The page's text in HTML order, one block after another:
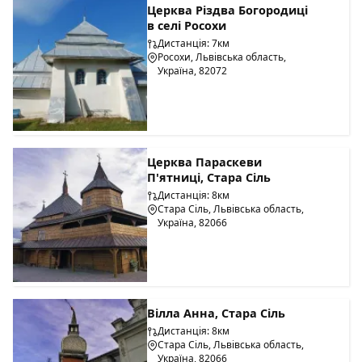
Церква Різдва Богородиці
в селі Росохи
Дистанція: 7км
Росохи, Львівська область,
Україна, 82072
Церква Параскеви
П'ятниці, Стара Сіль
Дистанція: 8км
Стара Сіль, Львівська область,
Україна, 82066
Вілла Анна, Стара Сіль
Дистанція: 8км
Стара Сіль, Львівська область,
Україна, 82066